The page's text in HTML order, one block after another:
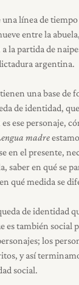
línea de
entre la
la partida de
argentina.
una base de
de identidad,
ese personaje,
madre
en el presente,
saber en qué se
qué medida se
de identidad
es también social
los
y así
social.